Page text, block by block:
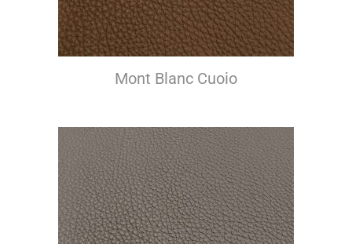
Mont Blanc Cuoio